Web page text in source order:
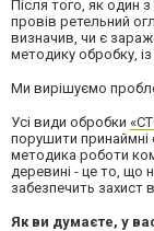
Після того, як один
провів ретельний
визначив, чи є
методику обробку,
Ми вирішуємо
Усі види обробки
порушити принаймні
методика роботи
деревині - це то, що
забезпечить захист
Як ви думаєте, у